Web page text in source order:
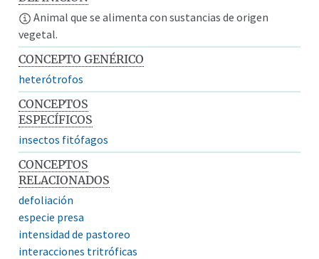
Animal que se alimenta con sustancias de origen
vegetal.
CONCEPTO GENÉRICO
heterótrofos
CONCEPTOS
ESPECÍFICOS
insectos fitófagos
CONCEPTOS
RELACIONADOS
defoliación
especie presa
intensidad de pastoreo
interacciones tritróficas